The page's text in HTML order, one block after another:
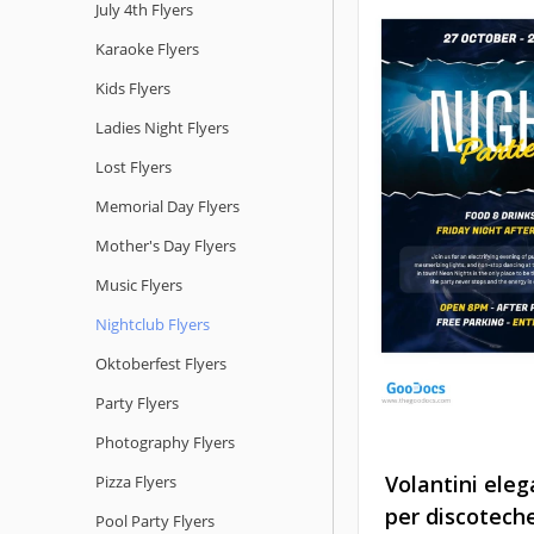
July 4th Flyers
Karaoke Flyers
Kids Flyers
Ladies Night Flyers
Lost Flyers
Memorial Day Flyers
Mother's Day Flyers
Music Flyers
Nightclub Flyers
Oktoberfest Flyers
Party Flyers
Photography Flyers
Pizza Flyers
Pool Party Flyers
Vecchio
Volantini
per